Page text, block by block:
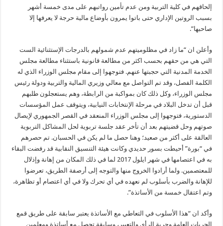
إلحاقهم في كلية التربية ومن عدم تأمين رواتبهم على مدى خمسة أشهر
بسبب الروتين الإداري حتى باتوا يمرون بأوضاع مالية حرجة لا يعرفها إلا
صاحبها”.
وأعلن ان “ما زاد في مظلوميتهم عدم شمولهم بالدرجات الإستثنائية الست
التي هي من حقهم بحسب اكثر من مطالعة قانونية باستثناء مطالعة مجلس
الخدمة المدنية التي حجبتها عنهم. فتوجهوا إلى مقام مجلس الوزراء الذي له
الكلمة الفصل، وقد تم التواصل مع معالي وزيري المالية والتربية ودولة رئيس
مجلس الوزراء، وكل ذلك كان بمواكبة من الرابطة، وهم يستعجلون طلبهم
قبل أن تدخل البلاد في مرحلة الإنتخابات النيابية، ويتوقف عمل المؤسسات
الدستورية، فتوجهوا إلى مجلس الوزراء المنعقد في القصر الجمهوري لإيصال
صوتهم وحل قضيتهم بعد أن تأخر عقد جلسة تربوية لحل المشاكل التربوية
العالقة على أكثر من صعيد؛ وهنا حصل ما لم يكن في الحسبان. تم حصرهم
في “بورة” أحيطت بسور حديدي وكانت هيئة التنسيق النقابية قد رفضت البقاء
به في اعتصامها في شهر ايلول 2017 لما في ذلك المكان من إهانة وإذلال
للمعتصمين. ولما أرادوا الخروج منها والتوجه إلى أرصفة الطريق، تعرضوا
للإهانة والضرب بأسلوب لم نعهده في أي تحرك ولا في أي اعتصام أو تظاهرة،
وتم اعتقال خمسة من الأساتذة”.
وأكد ان “هذا الأسلوب في التعاطي مع الأساتذة يعتبر سابقة على طريق قمع
الحريات العامة وحرية الرأي والتعبير، وسابقة تحصل مع أساتذة ومعلمين